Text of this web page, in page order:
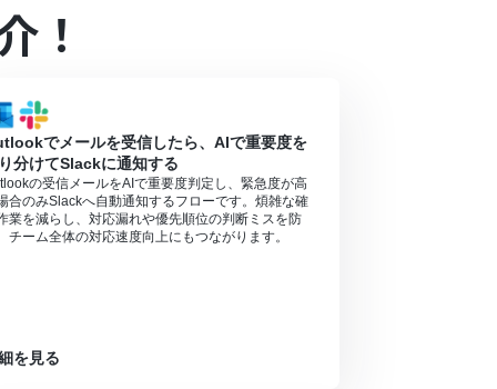
！
でメールを受信したら、AIで重要度を
分けてSlackに通知する
の受信メールをAIで重要度判定し、緊急度が高
合のみSlackへ自動通知するフローです。煩雑な確
業を減らし、対応漏れや優先順位の判断ミスを防
チーム全体の対応速度向上にもつながります。
を見る